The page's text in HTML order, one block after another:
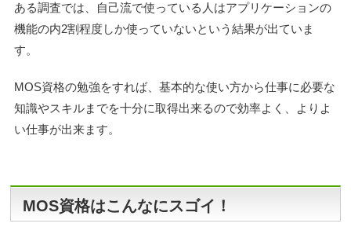
ある調査では、自己流で使っている人はアプリケーションの
機能の内2割程度しか使っていないという結果が出ていま
す。
MOS資格の勉強をすれば、基本的な使い方から仕事に必要な
知識やスキルまでを十分に取得出来るので効率よく、よりよ
い仕事が出来ます。
MOS資格はこんなにスゴイ！